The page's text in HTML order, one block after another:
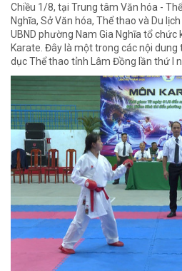
Chiều 1/8, tại Trung tâm Văn hóa -
Nghĩa, Sở Văn hóa, Thể thao và Du
UBND phường Nam Gia Nghĩa tổ
Karate. Đây là một trong các nội
dục Thể thao tỉnh Lâm Đồng lần thứ I